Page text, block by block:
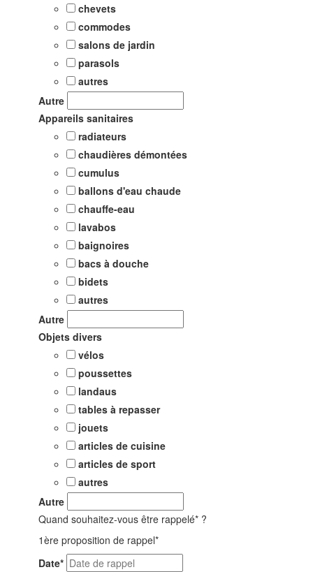
chevets
commodes
salons de jardin
parasols
autres
Autre
Appareils sanitaires
radiateurs
chaudières démontées
cumulus
ballons d'eau chaude
chauffe-eau
lavabos
baignoires
bacs à douche
bidets
autres
Autre
Objets divers
vélos
poussettes
landaus
tables à repasser
jouets
articles de cuisine
articles de sport
autres
Autre
Quand souhaitez-vous être rappelé* ?
1ère proposition de rappel*
Date*